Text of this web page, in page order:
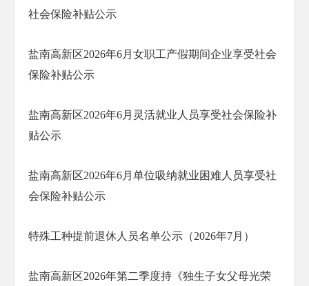
社会保险补贴公示
盐南高新区2026年6月女职工产假期间企业享受社会
保险补贴公示
盐南高新区2026年6月灵活就业人员享受社会保险补
贴公示
盐南高新区2026年6月单位吸纳就业困难人员享受社
会保险补贴公示
特殊工种提前退休人员名单公示（2026年7月）
盐南高新区2026年第二季度持《独生子女父母光荣